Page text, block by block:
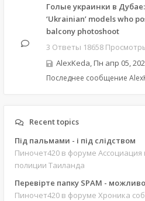
Голые украинки в
‘Ukrainian’ models who
balcony photoshoot
3 Ответы 18658
AlexKeda, Пн апр 05,
Последнее сообщение
Recent topics
Під пальмами - і під слідством
Пиночет420 в форуме Ассоциация
полиции Таиланда
Перевірте папку SPAM -
Пиночет420 в форуме Хроника